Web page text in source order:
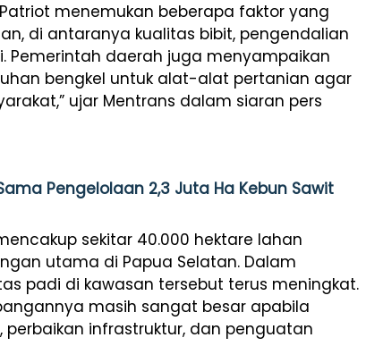
menemukan beberapa faktor yang
di antaranya kualitas bibit, pengendalian
Pemerintah daerah juga menyampaikan
bengkel untuk alat-alat pertanian agar
ujar Mentrans dalam siaran pers
Pengelolaan 2,3 Juta Ha Kebun Sawit
sekitar 40.000 hektare lahan
utama di Papua Selatan. Dalam
padi di kawasan tersebut terus meningkat.
masih sangat besar apabila
infrastruktur, dan penguatan